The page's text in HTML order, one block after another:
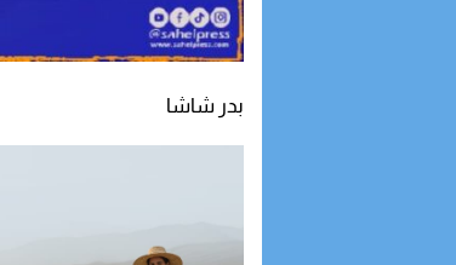
بدر شاشا